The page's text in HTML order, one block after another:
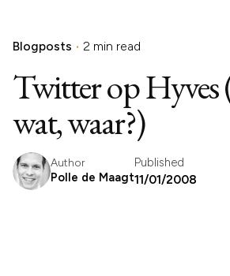
Blogposts 2 min read
Twitter op Hyves
wat, waar?)
Author
Polle de Maagt
Published
11/01/2008